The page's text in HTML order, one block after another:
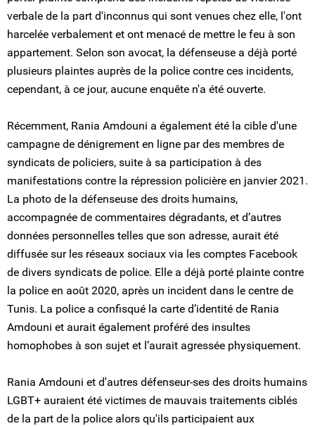
verbale de la part d'inconnus qui sont venues chez elle, l'ont
harcelée verbalement et ont menacé de mettre le feu à son
appartement. Selon son avocat, la défenseuse a déjà porté
plusieurs plaintes auprès de la police contre ces incidents,
cependant, à ce jour, aucune enquête n'a été ouverte.
Récemment, Rania Amdouni a également été la cible d'une
campagne de dénigrement en ligne par des membres de
syndicats de policiers, suite à sa participation à des
manifestations contre la répression policière en janvier 2021.
La photo de la défenseuse des droits humains,
accompagnée de commentaires dégradants, et d’autres
données personnelles telles que son adresse, aurait été
diffusée sur les réseaux sociaux via les comptes Facebook
de divers syndicats de police. Elle a déjà porté plainte contre
la police en août 2020, après un incident dans le centre de
Tunis. La police a confisqué la carte d’identité de Rania
Amdouni et aurait également proféré des insultes
homophobes à son sujet et l’aurait agressée physiquement.
Rania Amdouni et d'autres défenseur-ses des droits humains
LGBT+ auraient été victimes de mauvais traitements ciblés
de la part de la police alors qu'ils participaient aux